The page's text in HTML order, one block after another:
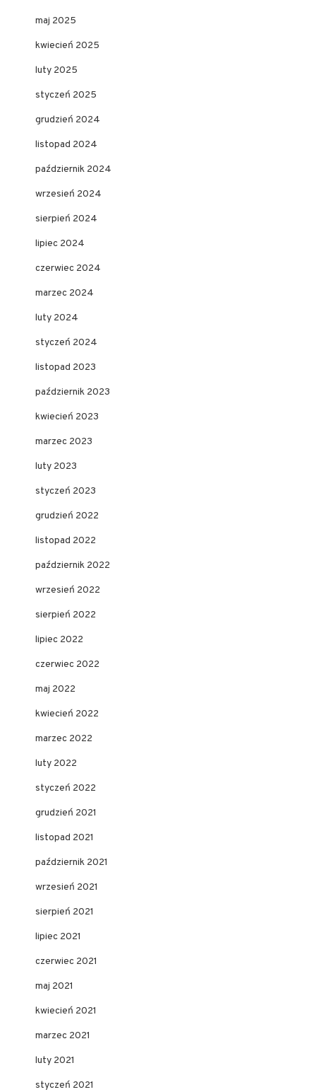
maj 2025
kwiecień 2025
luty 2025
styczeń 2025
grudzień 2024
listopad 2024
październik 2024
wrzesień 2024
sierpień 2024
lipiec 2024
czerwiec 2024
marzec 2024
luty 2024
styczeń 2024
listopad 2023
październik 2023
kwiecień 2023
marzec 2023
luty 2023
styczeń 2023
grudzień 2022
listopad 2022
październik 2022
wrzesień 2022
sierpień 2022
lipiec 2022
czerwiec 2022
maj 2022
kwiecień 2022
marzec 2022
luty 2022
styczeń 2022
grudzień 2021
listopad 2021
październik 2021
wrzesień 2021
sierpień 2021
lipiec 2021
czerwiec 2021
maj 2021
kwiecień 2021
marzec 2021
luty 2021
styczeń 2021